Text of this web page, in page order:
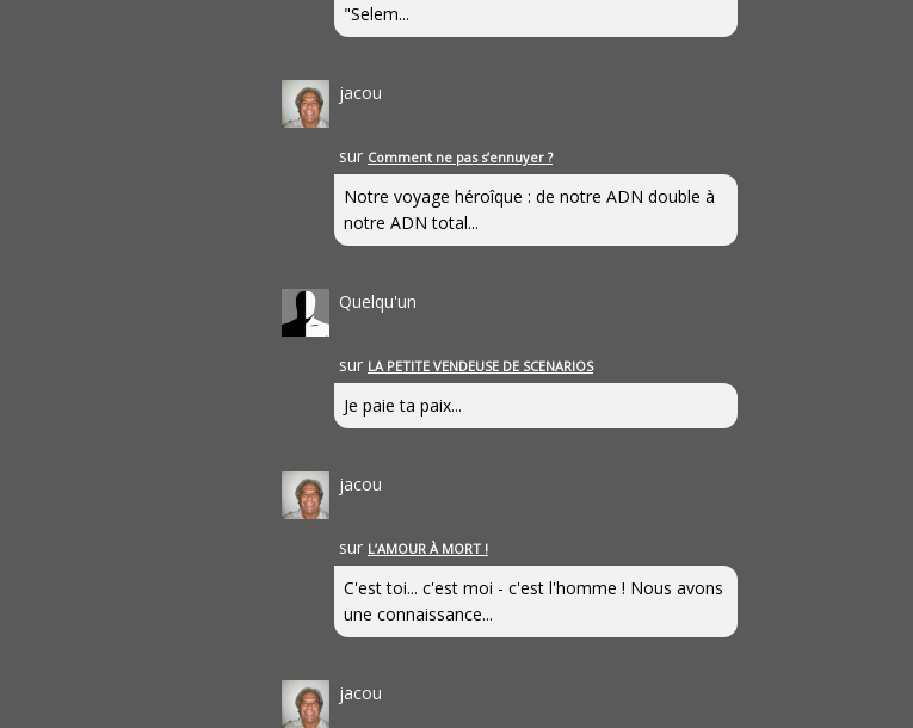
"Selem...
jacou
sur Comment ne pas s’ennuyer ?
Notre voyage héroîque : de notre ADN double à
notre ADN total...
Quelqu'un
sur LA PETITE VENDEUSE DE SCENARIOS
Je paie ta paix...
jacou
sur L’AMOUR À MORT !
C'est toi... c'est moi - c'est l'homme ! Nous avons
une connaissance...
jacou